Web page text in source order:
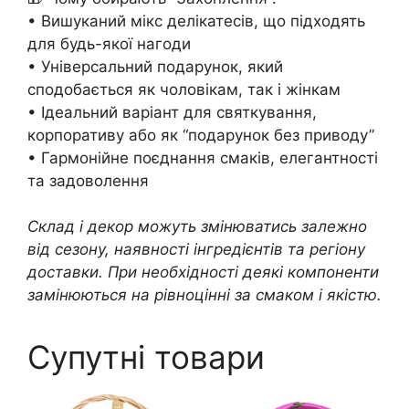
• Вишуканий мікс делікатесів, що підходять
для будь-якої нагоди
• Універсальний подарунок, який
сподобається як чоловікам, так і жінкам
• Ідеальний варіант для святкування,
корпоративу або як “подарунок без приводу”
• Гармонійне поєднання смаків, елегантності
та задоволення
Склад і декор можуть змінюватись залежно
від сезону, наявності інгредієнтів та регіону
доставки. При необхідності деякі компоненти
замінюються на рівноцінні за смаком і якістю.
Супутні товари